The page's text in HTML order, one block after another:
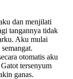
dan menjilati
tangannya tidak
Aku mulai
otomatis aku
tersenyum
ganas.